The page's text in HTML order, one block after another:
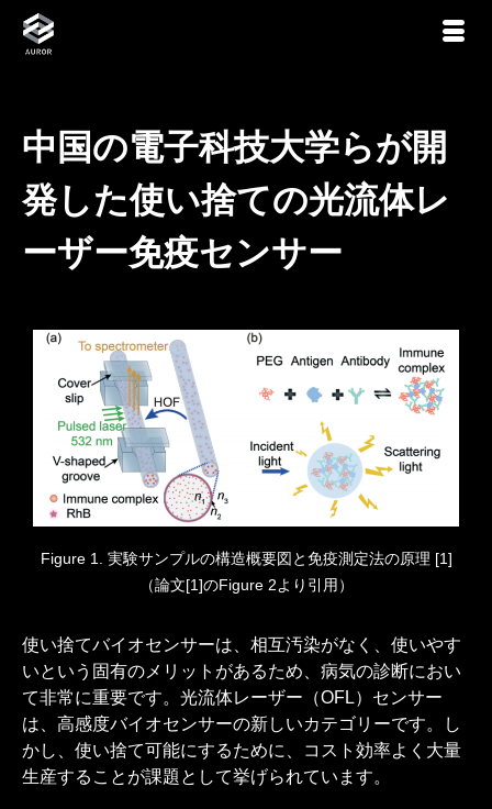
中国の電子科技大学らが開
発した使い捨ての光流体レ
ーザー免疫センサー
Figure 1. 実験サンプルの構造概要図と免疫測定法の原理 [1]
（論文[1]のFigure 2より引用）
使い捨てバイオセンサーは、相互汚染がなく、使いやす
いという固有のメリットがあるため、病気の診断におい
て非常に重要です。光流体レーザー（OFL）センサー
は、高感度バイオセンサーの新しいカテゴリーです。し
かし、使い捨て可能にするために、コスト効率よく大量
生産することが課題として挙げられています。